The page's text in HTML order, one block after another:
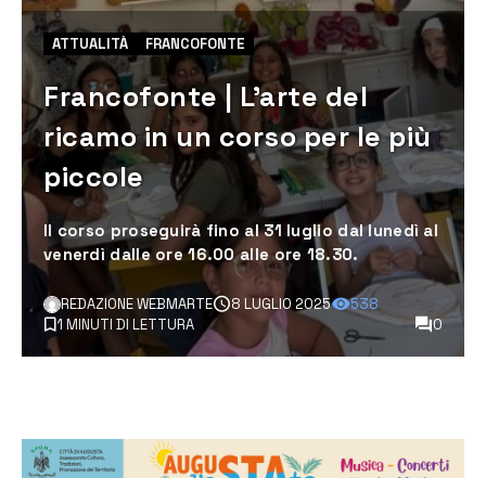
ATTUALITÀ FRANCOFONTE
Francofonte | L’arte del
ricamo in un corso per le più
piccole
Il corso proseguirà fino al 31 luglio dal lunedì al
venerdì dalle ore 16.00 alle ore 18.30.
REDAZIONE WEBMARTE 8 LUGLIO 2025
538
1 MINUTI DI LETTURA
0